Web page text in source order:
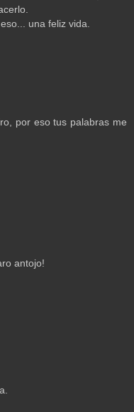
una feliz vida.
por eso tus palabras me
antojo!